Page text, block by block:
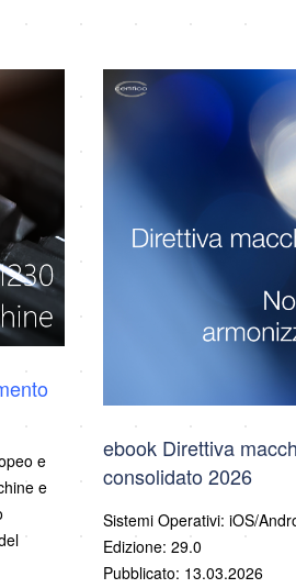
e
e
ebook Direttiva
consolidato 2026
Sistemi Operativi: iOS/
Edizione: 29.0
Pubblicato: 13.03.2026